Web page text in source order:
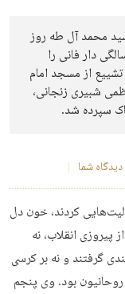
محمد آل‌ طه روز
دار فانی را
از مسجد امام
شبیری زنجانی،
سپرده شد.
دیدگاه شما
کردند، خون دل
انقلاب، نه
گرفتند و نه بر کرسی
بود. وی پنجم